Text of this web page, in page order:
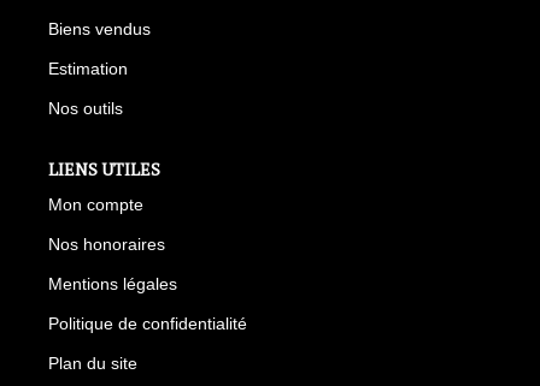
Biens vendus
Estimation
Nos outils
LIENS UTILES
Mon compte
Nos honoraires
Mentions légales
Politique de confidentialité
Plan du site